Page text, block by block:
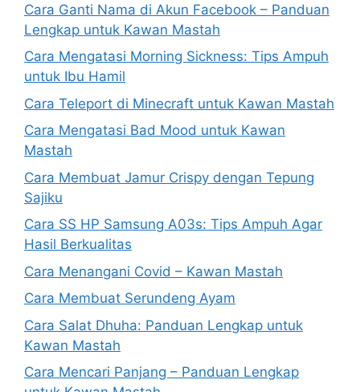
Cara Ganti Nama di Akun Facebook – Panduan
Lengkap untuk Kawan Mastah
Cara Mengatasi Morning Sickness: Tips Ampuh
untuk Ibu Hamil
Cara Teleport di Minecraft untuk Kawan Mastah
Cara Mengatasi Bad Mood untuk Kawan
Mastah
Cara Membuat Jamur Crispy dengan Tepung
Sajiku
Cara SS HP Samsung A03s: Tips Ampuh Agar
Hasil Berkualitas
Cara Menangani Covid – Kawan Mastah
Cara Membuat Serundeng Ayam
Cara Salat Dhuha: Panduan Lengkap untuk
Kawan Mastah
Cara Mencari Panjang – Panduan Lengkap